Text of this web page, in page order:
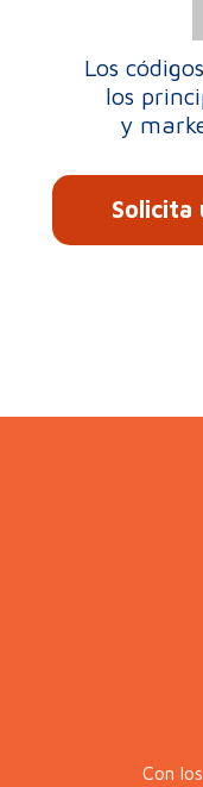
Los
los
y
Solicita
Con